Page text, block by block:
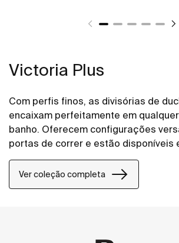
Victoria Plus
Com perfis finos, as divisórias de
encaixam perfeitamente em
banho. Oferecem configurações
portas de correr e estão disponíveis
ou preto mate escovado. O
facilita a limpeza.
Ver coleção completa